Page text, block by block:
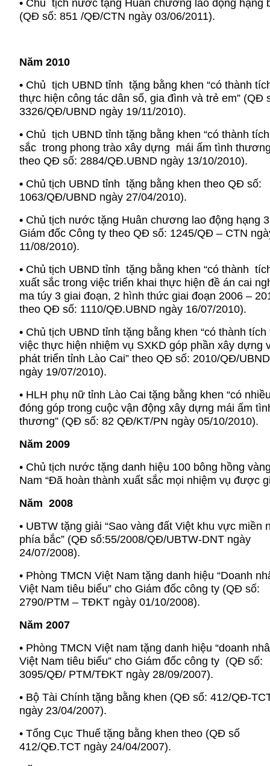
• Chủ tịch nước tặng Huân chương lao động hạng
(QĐ số: 851 /QĐ/CTN ngày 03/06/2011).
Năm 2010
• Chủ tịch UBND tỉnh tặng bằng khen “có thành
thực hiện công tác dân số, gia đình và trẻ em” (QĐ
3326/QĐ/UBND ngày 19/11/2010).
• Chủ tịch UBND tỉnh tặng bằng khen “có thành
sắc trong phong trào xây dựng mái ấm tình
theo QĐ số: 2884/QĐ.UBND ngày 13/10/2010).
• Chủ tịch UBND tỉnh tặng bằng khen theo QĐ số:
1063/QĐ/UBND ngày 27/04/2010).
• Chủ tịch nước tặng Huân chương lao động hạng
Giám đốc Công ty theo QĐ số: 1245/QĐ – CTN
11/08/2010).
• Chủ tịch UBND tỉnh tặng bằng khen “có thành
xuất sắc trong việc triển khai thực hiện đề án cai
ma túy 3 giai đoạn, 2 hình thức giai đoạn 2006 –
theo QĐ số: 1110/QĐ.UBND ngày 16/07/2010).
• Chủ tịch UBND tỉnh tặng bằng khen “có thành tích
việc thực hiện nhiệm vụ SXKD góp phần xây dựng
phát triển tỉnh Lào Cai” theo QĐ số: 2010/QĐ/UBND
ngày 19/07/2010).
• HLH phụ nữ tỉnh Lào Cai tặng bằng khen “có
đóng góp trong cuộc vận động xây dựng mái ấm
thương” (QĐ số: 82 QĐ/KT/PN ngày 05/10/2010).
Năm 2009
• Chủ tịch nước tặng danh hiệu 100 bông hồng
Nam “Đã hoàn thành xuất sắc mọi nhiệm vụ được
Năm 2008
• UBTW tặng giải “Sao vàng đất Việt khu vực miền
phía bắc” (QĐ số:55/2008/QĐ/UBTW-DNT ngày
24/07/2008).
• Phòng TMCN Việt Nam tặng danh hiệu “Doanh
Việt Nam tiêu biểu” cho Giám đốc công ty (QĐ số:
2790/PTM – TĐKT ngày 01/10/2008).
Năm 2007
• Phòng TMCN Việt nam tặng danh hiệu “doanh
Việt Nam tiêu biểu” cho Giám đốc công ty (QĐ số:
3095/QĐ/ PTM/TĐKT ngày 28/09/2007).
• Bộ Tài Chính tặng bằng khen (QĐ số: 412/QĐ-
ngày 23/04/2007).
• Tổng Cục Thuế tặng bằng khen theo (QĐ số
412/QĐ.TCT ngày 24/04/2007).